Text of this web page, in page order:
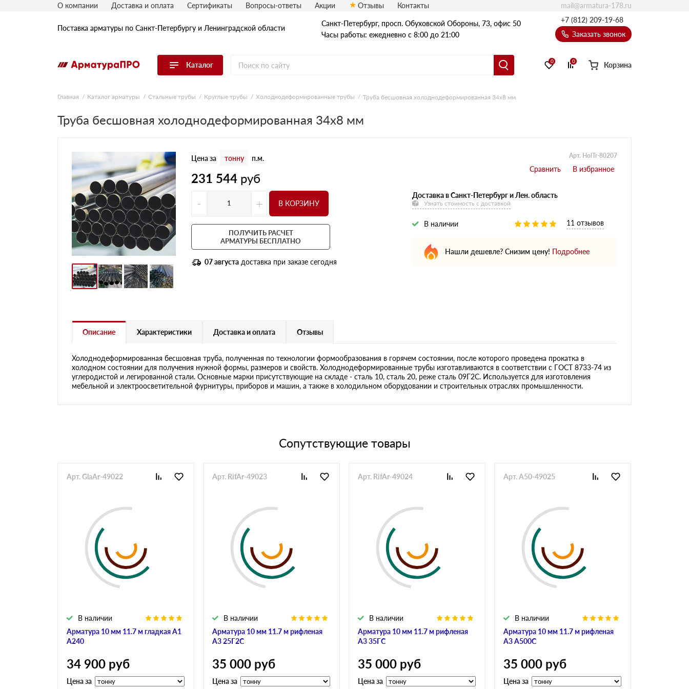
Поставка арматуры по Санкт-Петербургу и Ленинградской области
Санкт-Петербург, просп. Обуховской Обороны, 73, офис 50
Часы работы: ежедневно с 8:00 до 21:00
+7 (812) 209-19-68
Заказать звонок
Каталог
Перейти в каталог
Арматура
Комплектующие к арматуре
Стальные трубы
0 0 Корзина
О компании Доставка и оплата Сертификаты Вопросы-ответы Акции Отзывы Контакты mail@armatura-178.ru
Главная Каталог арматуры Стальные трубы Круглые трубы Холоднодеформированные трубы Труба бесшовная холоднодеформированная 34х8 мм
Труба бесшовная холоднодеформированная 34х8 мм
Цена за тонну п.м.
231 544 руб
Арт. HolTr-80207
- + В КОРЗИНУ
ПОЛУЧИТЬ РАСЧЕТ
АРМАТУРЫ БЕСПЛАТНО
07 августа доставка при заказе сегодня
Доставка в Санкт-Петербург и Лен. область
Узнать стоимость с доставкой
В наличии 11 отзывов
Нашли дешевле? Снизим цену! Подробнее
Описание Характеристики Доставка и оплата Отзывы
Холоднодеформированная бесшовная труба, полученная по технологии формообразования в горячем состоянии, после которого проведена прокатка в
холодном состоянии для получения нужной формы, размеров и свойств. Холоднодеформированные трубы изготавливаются в соответствии с ГОСТ 8733-74 из
углеродистой и легированной стали. Основные марки присутствующие на складе - сталь 10, сталь 20, реже сталь 09Г2С. Используется для изготовления
мебельной и электроосветительной фурнитуры, приборов и машин, а также в холодильном оборудовании и строительных отраслях промышленности.
Сопутствующие товары
Арматура 10 мм 11.7 м гладкая А1
А240
В наличии
Арт. GlaAr-49022
34 900 руб
Цена за
Арматура 10 мм 11.7 м рифленая
А3 25Г2С
В наличии
Арт. RifAr-49023
35 000 руб
Цена за
Арматура 10 мм 11.7 м рифленая
А3 35ГС
В наличии
Арт. RifAr-49024
35 000 руб
Цена за
Арматура 10 мм 11.7 м рифленая
А3 А500С
В наличии
Арт. A50-49025
35 000 руб
Цена за